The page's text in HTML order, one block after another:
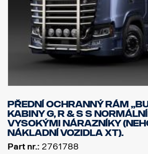
(Světla nejsou součástí dodávky.)
Přední ochranný rám
kabiny G, R & S s
vysokými nárazníky
nákladní vozidla XT).
Part nr.: 2761788